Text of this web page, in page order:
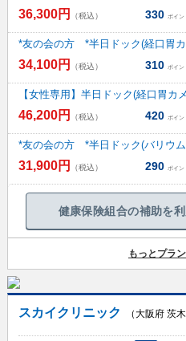
36,300円 （税込） 330 ポイン
*友の会の方 *半日ドック(経口胃
34,100円 （税込） 310 ポイン
【女性専用】半日ドック(経口胃
46,200円 （税込） 420 ポイン
*友の会の方 *半日ドック(バリウ
31,900円 （税込） 290 ポイン
健康保険組合の補助を
もっとプラ
スカイクリニック
（大阪府 茨木